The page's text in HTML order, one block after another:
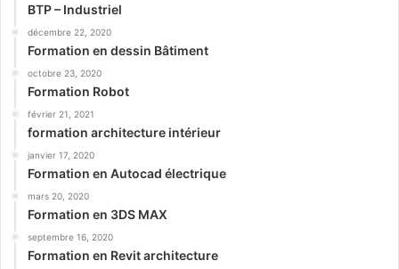
BTP – Industriel
décembre 22, 2020
Formation en dessin Bâtiment
octobre 23, 2020
Formation Robot
février 21, 2021
formation architecture intérieur
janvier 17, 2020
Formation en Autocad électrique
mars 20, 2020
Formation en 3DS MAX
septembre 16, 2020
Formation en Revit architecture